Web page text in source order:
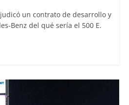
un contrato de desarrollo y
Benz del qué sería el 500 E.